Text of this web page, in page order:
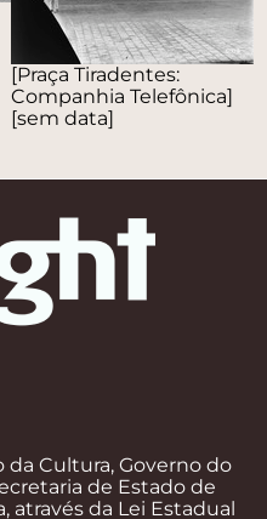
[Praça Tiradentes:
Companhia Telefônica]
[sem data]
Cultura, Governo do
de Estado de
através da Lei Estadual